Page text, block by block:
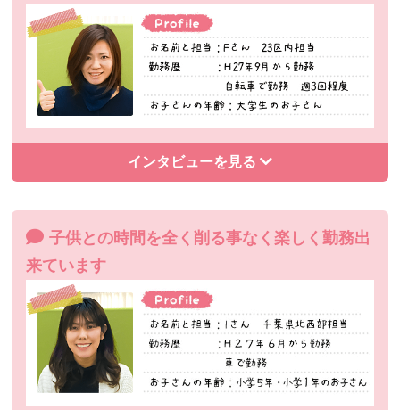
インタビューを見る
子供との時間を全く削る事なく楽しく勤務出
来ています